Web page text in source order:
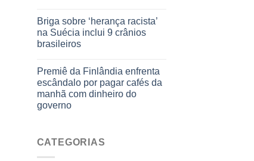
Briga sobre ‘herança racista’
na Suécia inclui 9 crânios
brasileiros
Premiê da Finlândia enfrenta
escândalo por pagar cafés da
manhã com dinheiro do
governo
CATEGORIAS